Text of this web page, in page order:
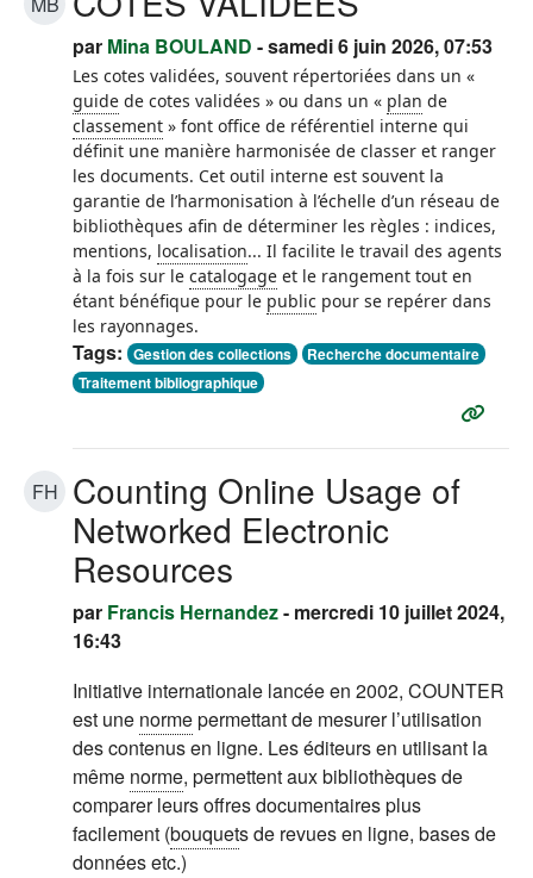
par Mina BOULAND - samedi 6 juin 2026, 07:53
Les cotes validées, souvent répertoriées dans un «
guide de cotes validées » ou dans un « plan de
classement » font office de référentiel interne qui
définit une manière harmonisée de classer et ranger
les documents. Cet outil interne est souvent la
garantie de l’harmonisation à l’échelle d’un réseau de
bibliothèques afin de déterminer les règles : indices,
mentions, localisation... Il facilite le travail des agents
à la fois sur le catalogage et le rangement tout en
étant bénéfique pour le public pour se repérer dans
les rayonnages.
Tags: Gestion des collections
Recherche documentaire
Traitement bibliographique
FH
Counting Online Usage of
Networked Electronic
Resources
par Francis Hernandez- mercredi 10 juillet 2024,
16:43
Initiative internationale lancée en 2002, COUNTER
est une normepermettant de mesurer l’utilisation
des contenus en ligne. Les éditeurs en utilisant la
même norme, permettent aux bibliothèques de
comparer leurs offres documentaires plus
facilement (bouquets de revues en ligne, bases de
données etc.)